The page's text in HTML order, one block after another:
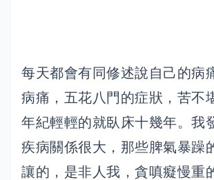
每天都會有同修述說自己的病
病痛，五花八門的症狀，苦不
年紀輕輕的就臥床十幾年。我
疾病關係很大，那些脾氣暴躁
讓的，是非人我，貪嗔癡慢重